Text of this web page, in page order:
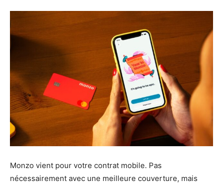
Monzo vient pour votre contrat mobile. Pas
nécessairement avec une meilleure couverture, mais